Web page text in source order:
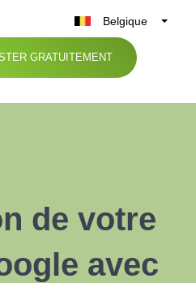
Belgique
België
Nederland
GRATUITEMENT
de votre
avec